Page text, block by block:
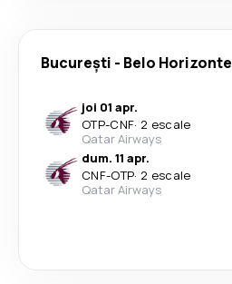
București - Belo Horizonte
joi 01 apr.
OTP-CNF· 2 escale
Qatar Airways
dum. 11 apr.
CNF-OTP· 2 escale
Qatar Airways